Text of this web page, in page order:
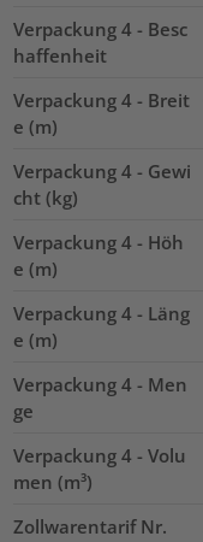
Verpackung 4 - Besc
haffenheit
Verpackung 4 - Breit
e (m)
Verpackung 4 - Gewi
cht (kg)
Verpackung 4 - Höh
e (m)
Verpackung 4 - Läng
e (m)
Verpackung 4 - Men
ge
Verpackung 4 - Volu
men (m³)
Zollwarentarif Nr.